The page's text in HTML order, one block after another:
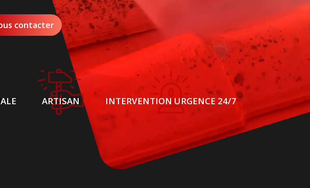
contacter
ARTISAN INTERVENTION URGENCE 24/7